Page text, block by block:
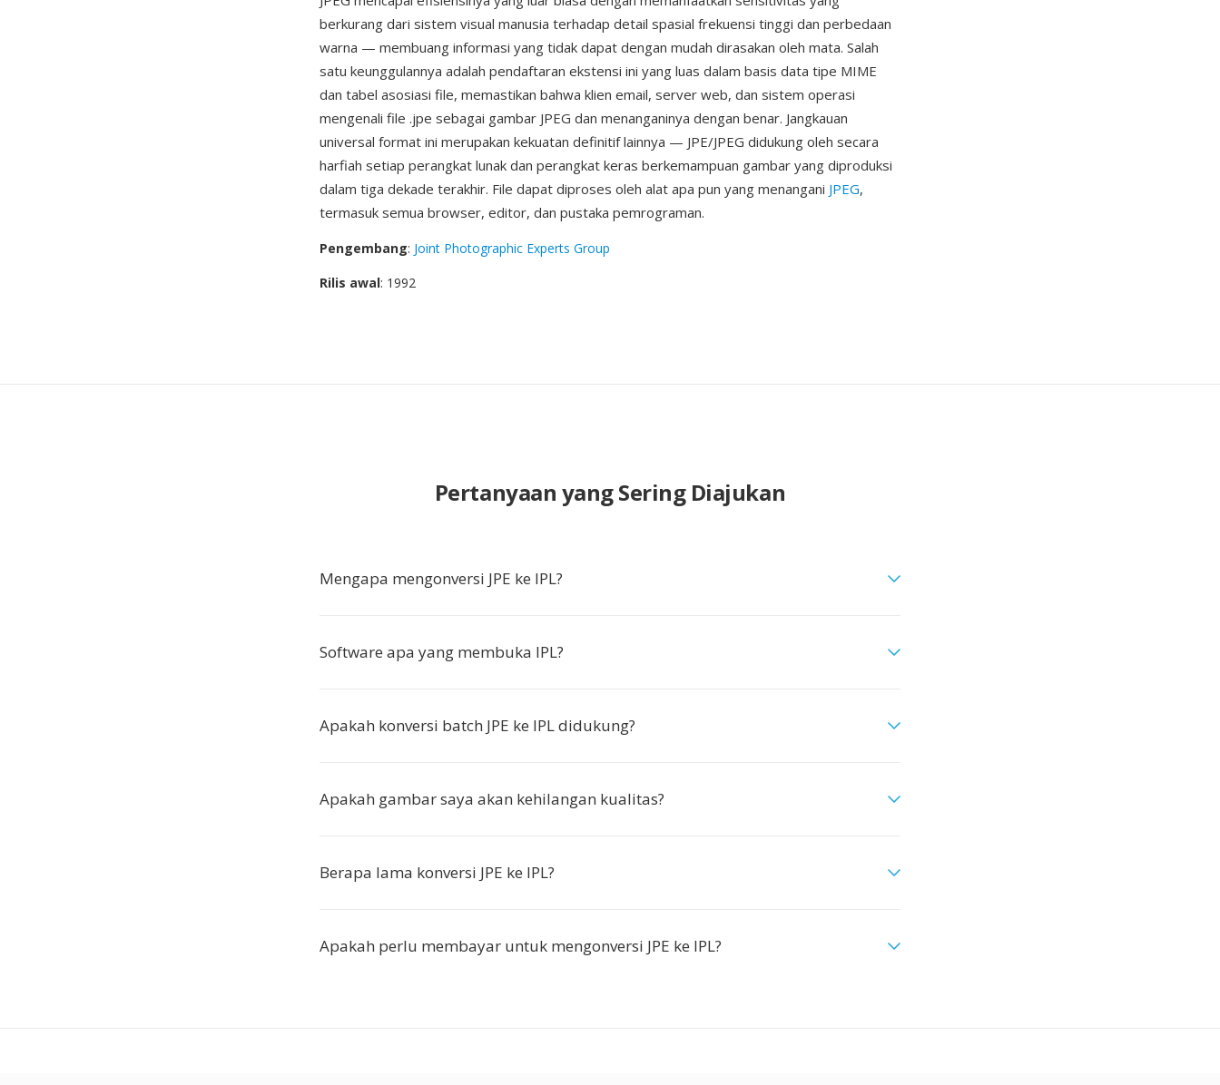
berkurang dari sistem visual manusia terhadap detail spasial frekuensi tinggi dan perbedaan
warna — membuang informasi yang tidak dapat dengan mudah dirasakan oleh mata. Salah
satu keunggulannya adalah pendaftaran ekstensi ini yang luas dalam basis data tipe MIME
dan tabel asosiasi file, memastikan bahwa klien email, server web, dan sistem operasi
mengenali file .jpe sebagai gambar JPEG dan menanganinya dengan benar. Jangkauan
universal format ini merupakan kekuatan definitif lainnya — JPE/JPEG didukung oleh secara
harfiah setiap perangkat lunak dan perangkat keras berkemampuan gambar yang diproduksi
dalam tiga dekade terakhir. File dapat diproses oleh alat apa pun yang menangani JPEG,
termasuk semua browser, editor, dan pustaka pemrograman.
Pengembang: Joint Photographic Experts Group
Rilis awal: 1992
Pertanyaan yang Sering Diajukan
Mengapa mengonversi JPE ke IPL?
Software apa yang membuka IPL?
Apakah konversi batch JPE ke IPL didukung?
Apakah gambar saya akan kehilangan kualitas?
Berapa lama konversi JPE ke IPL?
Apakah perlu membayar untuk mengonversi JPE ke IPL?